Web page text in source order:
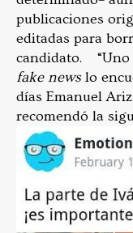
publicaciones
editadas para
candidato. “Uno
fake news lo
días Emanuel
recomendó la